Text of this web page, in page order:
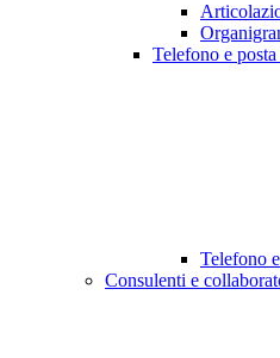
Telefono e
Telefono
Consulenti e